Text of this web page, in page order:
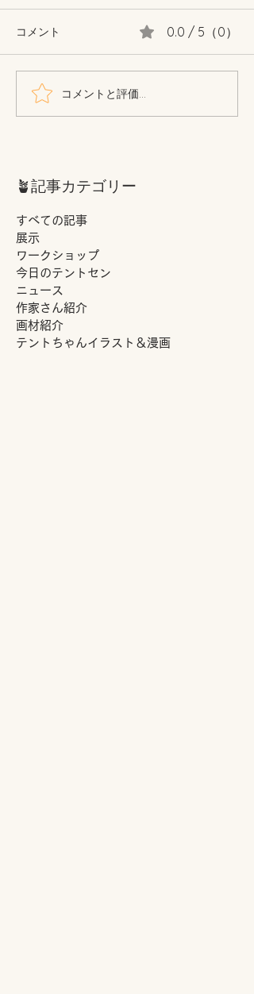
コメント 0.0 / 5（0）
コメントと評価...
🪴記事カテゴリー
すべての記事
展示
ワークショップ
今日のテントセン
ニュース
作家さん紹介
画材紹介
テントちゃんイラスト＆漫画